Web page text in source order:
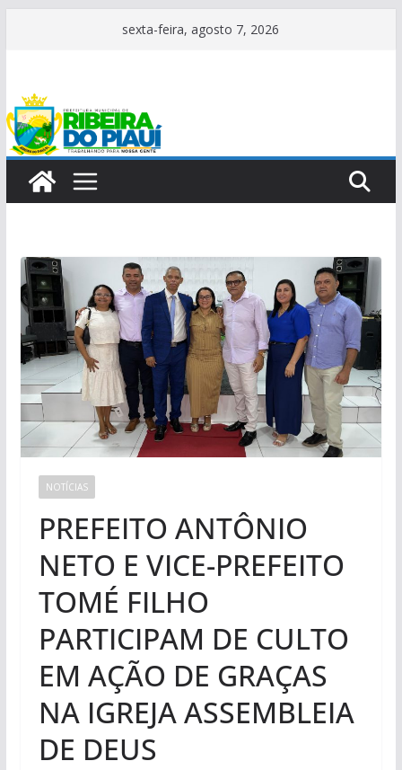
conteúdo
sexta-feira, agosto 7, 2026
NOTÍCIAS
PREFEITO ANTÔNIO
NETO E VICE-PREFEITO
TOMÉ FILHO
PARTICIPAM DE CULTO
EM AÇÃO DE GRAÇAS
NA IGREJA ASSEMBLEIA
DE DEUS